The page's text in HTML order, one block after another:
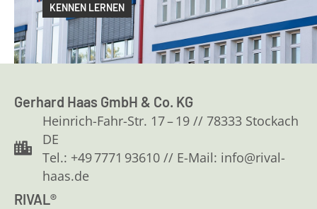
KENNEN LERNEN
Gerhard Haas GmbH & Co. KG
Heinrich-Fahr-Str. 17 – 19 // 78333 Stockach
DE
Tel.: +49 7771 93610 // E-Mail: info@rival-
haas.de
RIVAL®